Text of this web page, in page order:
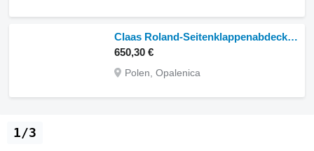
Claas Roland-Seitenklappenabdeckung für Claas
650,30 €
Polen, Opalenica
1/3